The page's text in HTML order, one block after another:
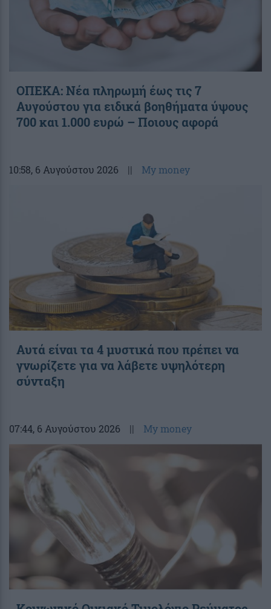
ΟΠΕΚΑ: Νέα πληρωμή έως τις 7
Αυγούστου για ειδικά βοηθήματα ύψους
700 και 1.000 ευρώ – Ποιους αφορά
10:58, 6 Αυγούστου 2026 || My money
Αυτά είναι τα 4 μυστικά που πρέπει να
γνωρίζετε για να λάβετε υψηλότερη
σύνταξη
07:44, 6 Αυγούστου 2026 || My money